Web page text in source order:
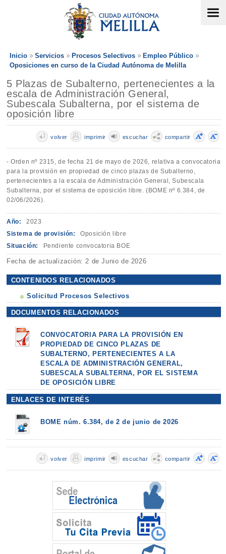
Inicio Servicios Procesos Selectivos
Empleo Público
Oposiciones en curso de la Ciudad Autónoma de Melilla
5 Plazas de Subalterno, pertenecientes a la
escala de Administración General,
Subescala Subalterna, por el sistema de
oposición libre
compartir
escuchar
imprimir
volver
- Orden nº 2315, de fecha 21 de mayo de 2026, relativa a convocatoria
para la provisión en propiedad de cinco plazas de Subalterno,
pertenecientes a la escala de Administración General, Subescala
Subalterna, por el sistema de oposición libre. (BOME nº 6.384, de
02/06/2026).
Año:
2023
Sistema de provisión:
Oposición libre
Situación:
Pendiente convocatoria BOE
Fecha de actualización: 2 de Junio de 2026
CONTENIDOS RELACIONADOS
Solicitud Procesos Selectivos
DOCUMENTOS RELACIONADOS
CONVOCATORIA PARA LA PROVISIÓN EN
PROPIEDAD DE CINCO PLAZAS DE
SUBALTERNO, PERTENECIENTES A LA
ESCALA DE ADMINISTRACIÓN GENERAL,
SUBESCALA SUBALTERNA, POR EL SISTEMA
DE OPOSICIÓN LIBRE
ENLACES DE INTERÉS
BOME núm. 6.384, de 2 de junio de 2026
compartir
escuchar
imprimir
volver